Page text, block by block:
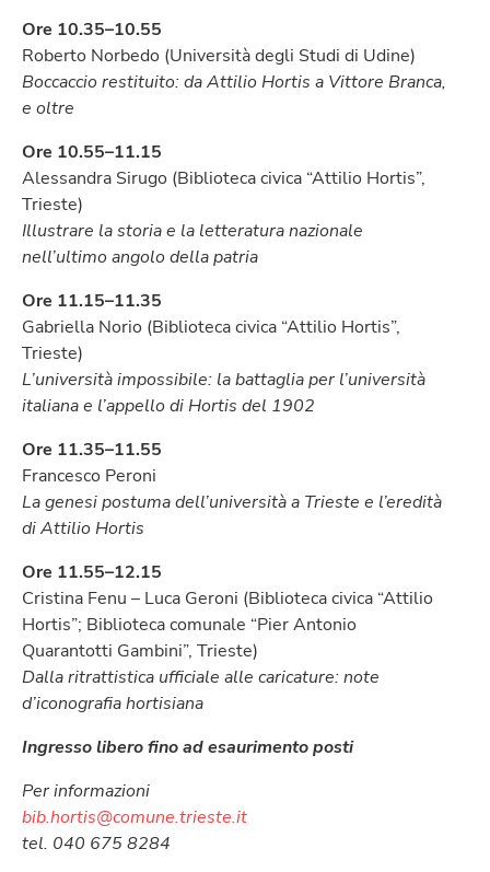
Ore 10.35–10.55
Roberto Norbedo (Università degli Studi di Udine)
Boccaccio restituito: da Attilio Hortis a Vittore Branca,
e oltre
Ore 10.55–11.15
Alessandra Sirugo (Biblioteca civica “Attilio Hortis”,
Trieste)
Illustrare la storia e la letteratura nazionale
nell’ultimo angolo della patria
Ore 11.15–11.35
Gabriella Norio (Biblioteca civica “Attilio Hortis”,
Trieste)
L’università impossibile: la battaglia per l’università
italiana e l’appello di Hortis del 1902
Ore 11.35–11.55
Francesco Peroni
La genesi postuma dell’università a Trieste e l’eredità
di Attilio Hortis
Ore 11.55–12.15
Cristina Fenu – Luca Geroni (Biblioteca civica “Attilio
Hortis”; Biblioteca comunale “Pier Antonio
Quarantotti Gambini”, Trieste)
Dalla ritrattistica ufficiale alle caricature: note
d’iconografia hortisiana
Ingresso libero fino ad esaurimento posti
Per informazioni
bib.hortis@comune.trieste.it
tel. 040 675 8284